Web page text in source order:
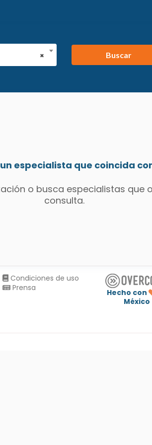
×
Buscar
especialista que coincida
o busca especialistas que
consulta.
Condiciones de uso
Prensa
Hecho con
México